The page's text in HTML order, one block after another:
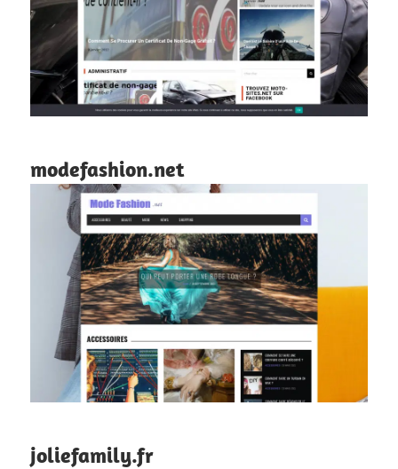
modefashion.net
joliefamily.fr